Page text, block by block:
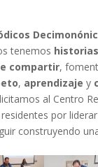
tenemos
compartir,
, aprendizaje y
al Centro
por
construyendo